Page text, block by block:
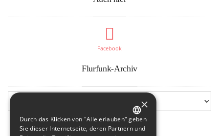
Facebook
Flurfunk-Archiv
GERMAN
×
Durch das Klicken von "Alle erlauben" geben
Sie dieser Internetseite, deren Partnern und